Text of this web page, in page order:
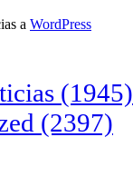
a WordPress
(1945)
(2397)